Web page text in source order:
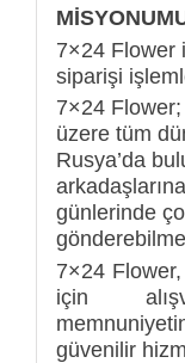
7×24 Flower
siparişi
7×24
üzere tüm
Rusya’da
günlerinde
7×24
için
güvenilir